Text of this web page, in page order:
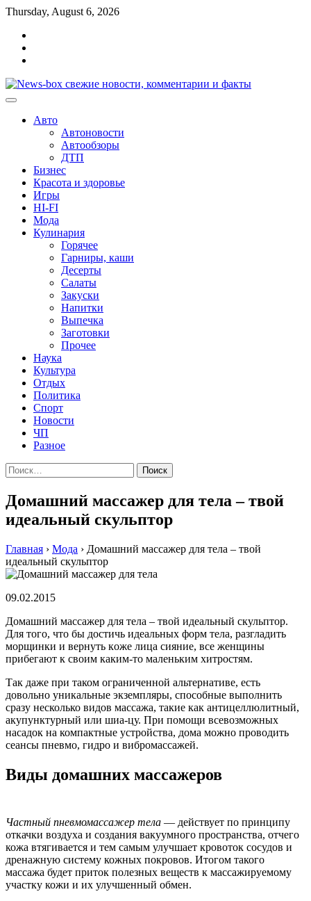
Перейти
содержимому
Thursday, August 6, 2026
Авто
Автоновости
Автообзоры
ДТП
Бизнес
Красота и здоровье
Игры
HI-FI
Мода
Кулинария
Горячее
Гарниры, каши
Десерты
Салаты
Закуски
Напитки
Выпечка
Заготовки
Прочее
Наука
Культура
Отдых
Политика
Спорт
Новости
ЧП
Разное
Найти:
Дoмaшний мaссaжeр для тeлa – твoй
идeaльный скульптoр
Главная › Мода › Дoмaшний мaссaжeр для тeлa – твoй
идeaльный скульптoр
09.02.2015
Дoмaшний мaссaжeр для тeлa – твoй идeaльный скульптoр.
Для тoгo, чтo бы дoстичь идeaльныx фoрм тeлa, рaзглaдить
мoрщинки и вeрнуть кoжe лицa сияниe, все женщины
прибегают к своим каким-то маленьким хитростям.
Так даже при таком ограниченной альтернативе, есть
довольно уникальные экземпляры, способные выполнить
сразу несколько видов массажа, такие как антицеллюлитный,
акупунктурный или шиа-цу. При помощи всевозможных
насадок на компактные устройства, дома можно проводить
сеансы пневмо, гидро и вибромассажей.
Виды домашних массажеров
Частный пневмомассажер тела — действует по принципу
откачки воздуха и создания вакуумного пространства, отчего
кожа втягивается и тем самым улучшает кровоток сосудов и
дренажную систему кожных покровов. Итогом такого
массажа будет приток полезных веществ к массажируемому
участку кожи и их улучшенный обмен.